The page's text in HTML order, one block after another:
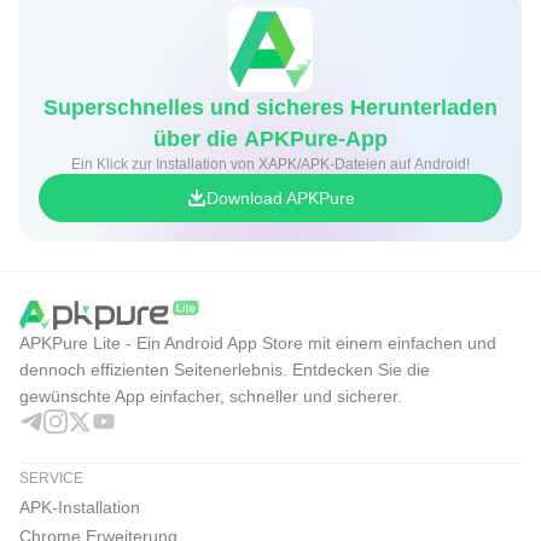
Superschnelles und sicheres Herunterladen
über die APKPure-App
Ein Klick zur Installation von XAPK/APK-Dateien auf Android!
Download APKPure
APKPure Lite - Ein Android App Store mit einem einfachen und
dennoch effizienten Seitenerlebnis. Entdecken Sie die
gewünschte App einfacher, schneller und sicherer.
SERVICE
APK-Installation
Chrome Erweiterung